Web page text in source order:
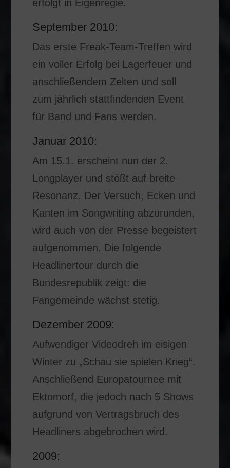
erfolgt in Eigenregie.
September 2010:
Das erste Freak-Team-Treffen wird
ein voller Erfolg bei Lagerfeuer und
anschließendem Zelten und soll
zum jährlich stattfindenden Event
für Band und Fans werden.
Januar 2010:
Am 15.1. erscheint nun der 2.
Longplayer und stößt auf breite
Resonanz. Der Versuch, Ecken und
Kanten im Songwriting abzurunden,
wird auch von der Presse begeistert
aufgenommen. Die folgende
Headlinertour durch die
Bundesrepublik zeigt: die
Fangemeinde wächst stetig.
Dezember 2009:
Aufwendiger Videodreh im eisigen
Winter zu „Schau sie spielen Krieg“.
Anschließend Europatournee mit
Ektomorf, die jedoch nach 5 Shows
aufgrund von Vertragsbruch des
Headliners abgebrochen wird.
2009: